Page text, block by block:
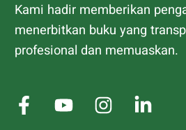
Kami hadir memberikan
menerbitkan buku yang
profesional dan memuaskan.